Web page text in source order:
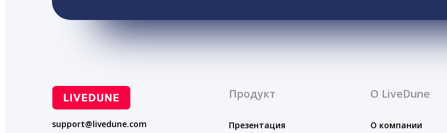
support@livedune.com
Продукт
Презентация
О LiveDune
О компании